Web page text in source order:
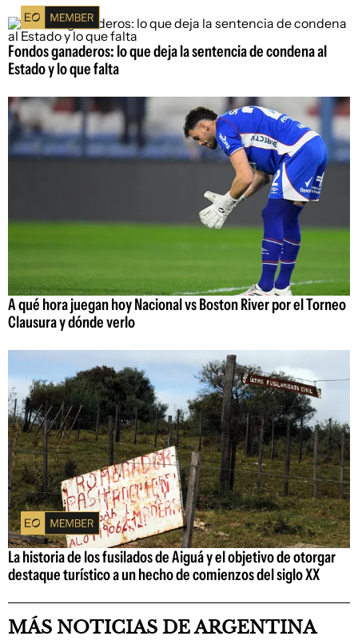
Fondos ganaderos: lo que deja la sentencia de condena al
Estado y lo que falta
A qué hora juegan hoy Nacional vs Boston River por el Torneo
Clausura y dónde verlo
La historia de los fusilados de Aiguá y el objetivo de otorgar
destaque turístico a un hecho de comienzos del siglo XX
MÁS NOTICIAS DE ARGENTINA